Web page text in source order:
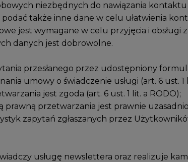
niezbędnych do nawiązania
także inne dane w celu ułatwienia
jest wymagane w celu przyjęcia i obsługi
danych jest dobrowolne.
przesłanego przez udostępniony
umowy o świadczenie usługi (art. 6 ust. 1
jest zgoda (art. 6 ust. 1 lit. a RODO);
prawną przetwarzania jest prawnie
zapytań zgłaszanych przez
usługę newslettera oraz realizuje